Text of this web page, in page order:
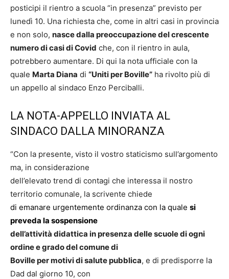
posticipi il rientro a scuola “in presenza” previsto per
lunedì 10. Una richiesta che, come in altri casi in provincia
e non solo, nasce dalla preoccupazione del crescente
numero di casi di Covid che, con il rientro in aula,
potrebbero aumentare. Di qui la nota ufficiale con la
quale Marta Diana di “Uniti per Boville” ha rivolto più di
un appello al sindaco Enzo Perciballi.
LA NOTA-APPELLO INVIATA AL
SINDACO DALLA MINORANZA
“Con la presente, visto il vostro staticismo sull’argomento
ma, in considerazione
dell’elevato trend di contagi che interessa il nostro
territorio comunale, la scrivente chiede
di emanare urgentemente ordinanza con la quale si
preveda la sospensione
dell’attività didattica in presenza delle scuole di ogni
ordine e grado del comune di
Boville per motivi di salute pubblica, e di predisporre la
Dad dal giorno 10, con